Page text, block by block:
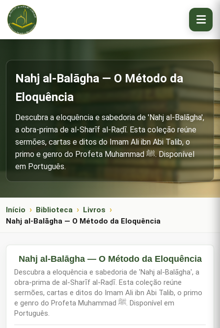
Nahj al-Balāgha — O Método da
Eloquência
Descubra a eloquência e sabedoria de 'Nahj al-Balāgha',
a obra-prima de al-Sharīf al-Raḍī. Esta coleção reúne
sermões, cartas e ditos do Imam Ali ibn Abi Talib, o
primo e genro do Profeta Muhammad ﷺ. Disponível
em Português.
Início Biblioteca
Livros
Nahj al-Balāgha — O Método da Eloquência
Nahj al-Balāgha — O Método da Eloquência
Descubra a eloquência e sabedoria de 'Nahj al-Balāgha', a
obra-prima de al-Sharīf al-Raḍī. Esta coleção reúne
sermões, cartas e ditos do Imam Ali ibn Abi Talib, o primo
e genro do Profeta Muhammad ﷺ. Disponível em
Português.